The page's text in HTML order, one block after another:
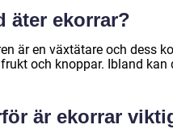
äter ekorrar?
är en växtätare och dess
och knoppar. Ibland
är ekorrar